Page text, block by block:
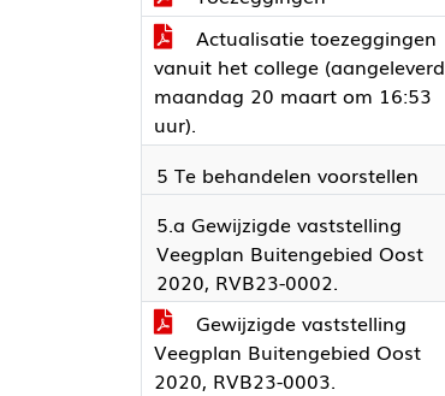
Actualisatie toezeggingen
vanuit het college (aangeleverd
maandag 20 maart om 16:53
uur).
5 Te behandelen voorstellen
5.a Gewijzigde vaststelling
Veegplan Buitengebied Oost
2020, RVB23-0002.
Gewijzigde vaststelling
Veegplan Buitengebied Oost
2020, RVB23-0003.